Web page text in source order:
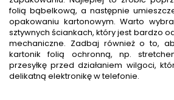
folią bąbelkową, a następnie
opakowaniu kartonowym. Warto
sztywnych ściankach, który jest bardzo
mechaniczne. Zadbaj również o to,
kartonik folią ochronną, np.
przesyłkę przed działaniem wilgoci,
delikatną elektronikę w telefonie.